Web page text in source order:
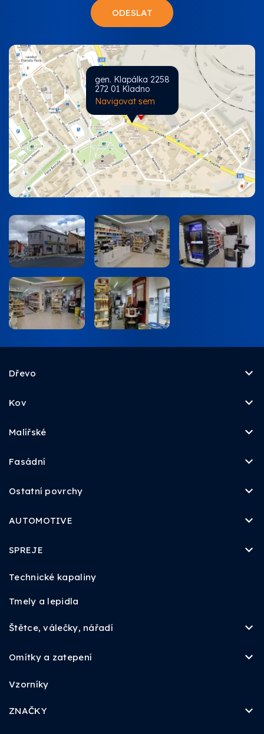
gen. Klapálka 2258
272 01 Kladno
Navigovat sem
Dřevo
Kov
Malířské
Fasádní
Ostatní povrchy
AUTOMOTIVE
SPREJE
Technické kapaliny
Tmely a lepidla
Štětce, válečky, nářadí
Omítky a zatepení
Vzorníky
ZNAČKY